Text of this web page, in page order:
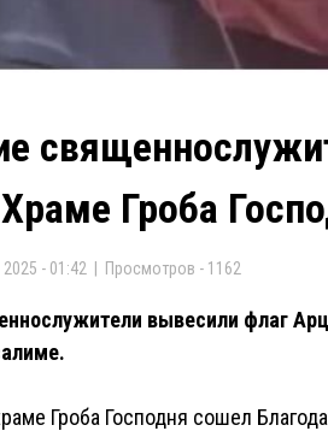
Гроба
- 01:42 | Просмотров - 1162
вывесили флаг
Гроба Господня сошел